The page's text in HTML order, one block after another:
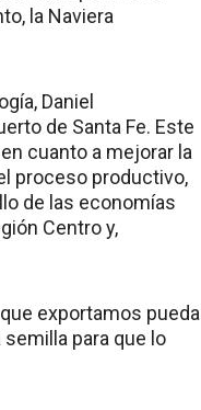
la Naviera
Daniel
de Santa Fe. Este
cuanto a mejorar la
proceso productivo,
de las economías
Centro y,
exportamos pueda
para que lo